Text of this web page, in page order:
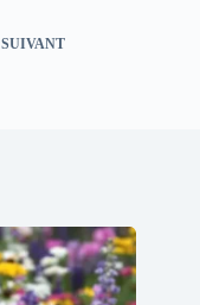
SUIVANT